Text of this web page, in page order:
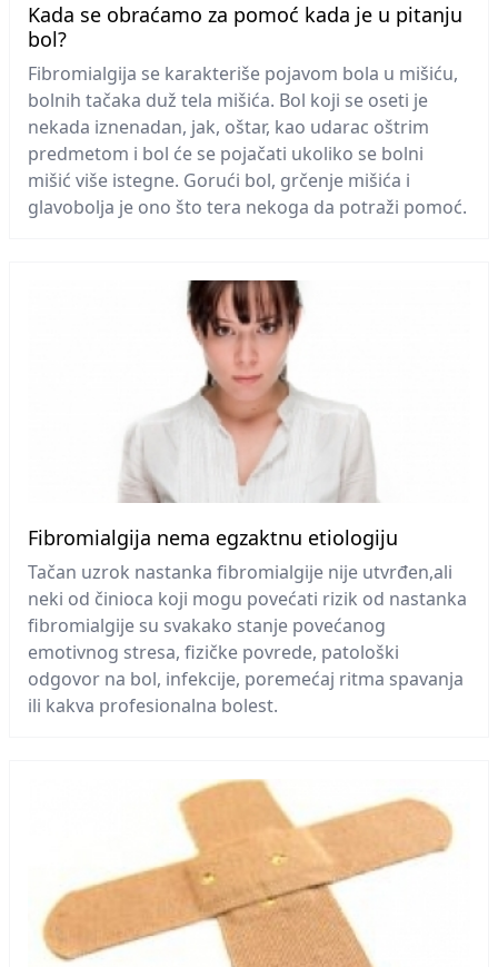
Kada se obraćamo za pomoć kada je u pitanju
bol?
Fibromialgija se karakteriše pojavom bola u mišiću,
bolnih tačaka duž tela mišića. Bol koji se oseti je
nekada iznenadan, jak, oštar, kao udarac oštrim
predmetom i bol će se pojačati ukoliko se bolni
mišić više istegne. Gorući bol, grčenje mišića i
glavobolja je ono što tera nekoga da potraži pomoć.
Fibromialgija nema egzaktnu etiologiju
Tačan uzrok nastanka fibromialgije nije utvrđen,ali
neki od činioca koji mogu povećati rizik od nastanka
fibromialgije su svakako stanje povećanog
emotivnog stresa, fizičke povrede, patološki
odgovor na bol, infekcije, poremećaj ritma spavanja
ili kakva profesionalna bolest.